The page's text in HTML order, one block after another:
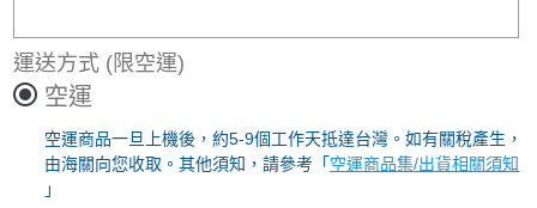
運送方式 (限空運)
空運
空運商品一旦上機後，約5-9個工作天抵達台灣。如有關稅產生，
由海關向您收取。其他須知，請參考「 空運商品集/出貨相關須知
」